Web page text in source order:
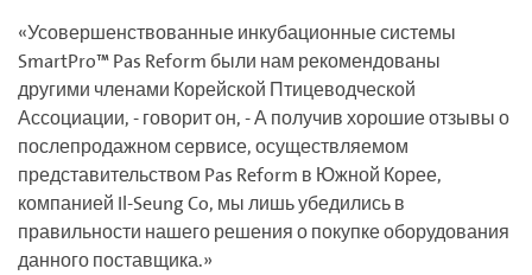
«Усовершенствованные инкубационные системы
SmartPro™ Pas Reform были нам рекомендованы
другими членами Корейской Птицеводческой
Ассоциации, - говорит он, - А получив хорошие отзывы о
послепродажном сервисе, осуществляемом
представительством Pas Reform в Южной Корее,
компанией Il-Seung Co, мы лишь убедились в
правильности нашего решения о покупке оборудования
данного поставщика.»